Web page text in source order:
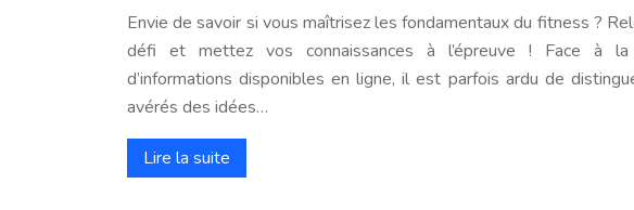
Envie de savoir si vous maîtrisez les fondamentaux du fitness ?
défi et mettez vos connaissances à l’épreuve ! Face à la
d’informations disponibles en ligne, il est parfois ardu de
avérés des idées…
Lire la suite